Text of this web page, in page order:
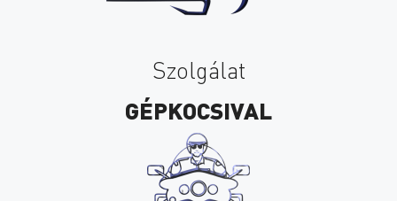
Szolgálat
GÉPKOCSIVAL